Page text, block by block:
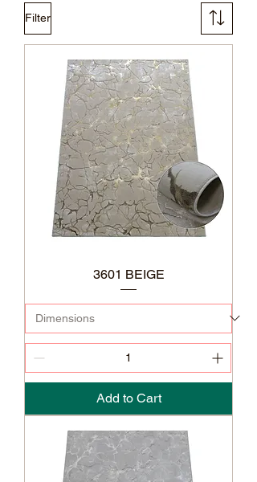
Filter
3601 BEIGE
Add to Cart